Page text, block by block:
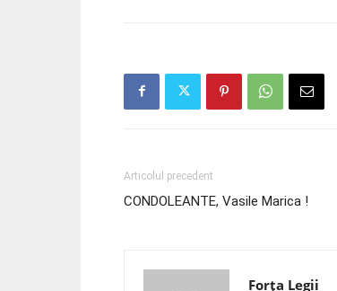
Articolul precedent
CONDOLEANTE, Vasile Marica !
Forța Legii